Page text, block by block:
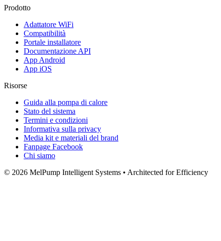
Prodotto
Adattatore WiFi
Compatibilità
Portale installatore
Documentazione API
App Android
App iOS
Risorse
Guida alla pompa di calore
Stato del sistema
Termini e condizioni
Informativa sulla privacy
Media kit e materiali del brand
Fanpage Facebook
Chi siamo
© 2026 MelPump Intelligent Systems • Architected for Efficiency